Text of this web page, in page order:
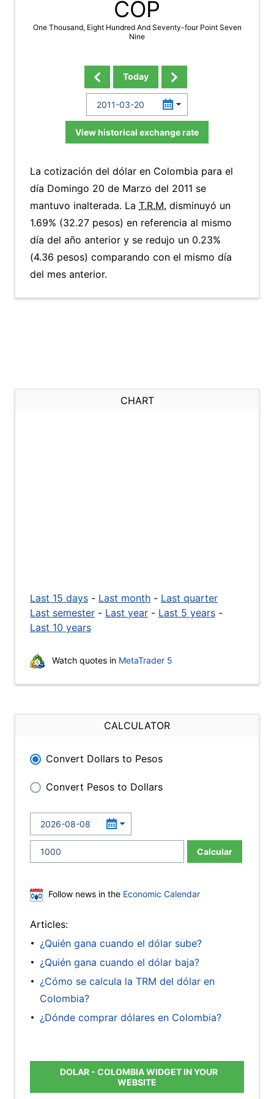
COP
One Thousand, Eight Hundred And Seventy-four Point Seven
Nine
Today
View historical exchange rate
La cotización del dólar en Colombia para el
día Domingo 20 de Marzo del 2011 se
mantuvo inalterada. La T.R.M. disminuyó un
1.69% (32.27 pesos) en referencia al mismo
día del año anterior y se redujo un 0.23%
(4.36 pesos) comparando con el mismo día
del mes anterior.
CHART
Last 15 days - Last month - Last quarter
Last semester - Last year - Last 5 years -
Last 10 years
Watch quotes in MetaTrader 5
CALCULATOR
Convert Dollars to Pesos
Convert Pesos to Dollars
Calcular
Follow news in the Economic Calendar
Articles:
¿Quién gana cuando el dólar sube?
¿Quién gana cuando el dólar baja?
¿Cómo se calcula la TRM del dólar en
Colombia?
¿Dónde comprar dólares en Colombia?
DOLAR - COLOMBIA WIDGET IN YOUR
WEBSITE